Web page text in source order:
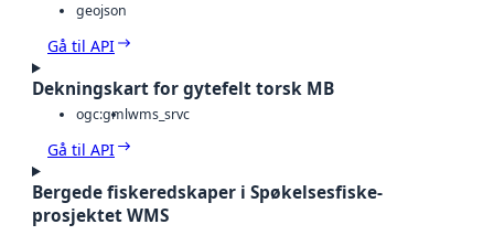
geojson
Gå til API
Dekningskart for gytefelt torsk MB
ogc:gmlwms_srvc
Gå til API
Bergede fiskeredskaper i Spøkelsesfiske-
prosjektet WMS